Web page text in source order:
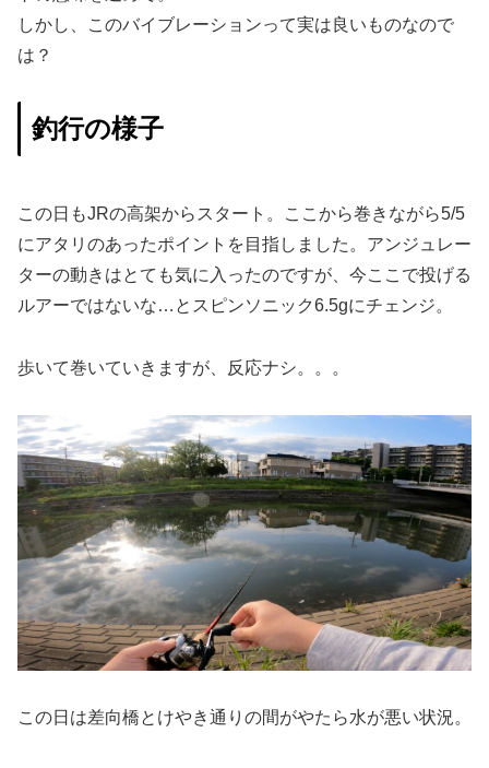
しかし、このバイブレーションって実は良いものなので
は？
釣行の様子
この日もJRの高架からスタート。ここから巻きながら5/5
にアタリのあったポイントを目指しました。アンジュレー
ターの動きはとても気に入ったのですが、今ここで投げる
ルアーではないな…とスピンソニック6.5gにチェンジ。
歩いて巻いていきますが、反応ナシ。。。
この日は差向橋とけやき通りの間がやたら水が悪い状況。